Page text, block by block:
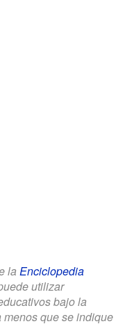
la Enciclopedia
utilizar
bajo la
menos que se indique